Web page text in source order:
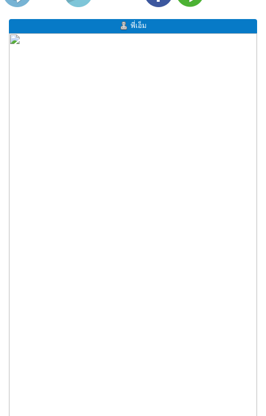
พี่เอ็ม